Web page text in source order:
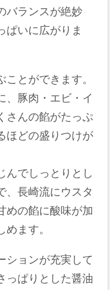
バランスが絶妙
ぱいに広がりま
とができます。
、豚肉・エビ・イ
さんの餡がたっぷ
ほどの盛りつけが
んでしっとりとし
、長崎流にウスタ
めの餡に酸味が加
ます。
ションが充実して
っぱりとした醤油